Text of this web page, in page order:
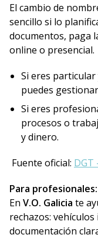
El cambio de
sencillo si lo
documentos, paga
online o presencial.
Si eres
puedes
Si eres
procesos o
y dinero.
Fuente oficial: DGT
Para profesionales:
En V.O. Galicia te
rechazos:
documentación